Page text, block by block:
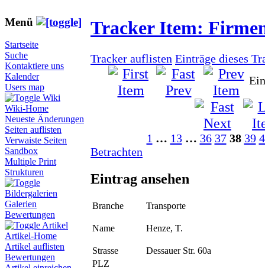
Menü
Startseite
Suche
Kontaktiere uns
Kalender
Users map
Wiki
Wiki-Home
Neueste Änderungen
Seiten auflisten
Verwaiste Seiten
Sandbox
Multiple Print
Strukturen
Bildergalerien
Galerien
Bewertungen
Artikel
Artikel-Home
Artikel auflisten
Bewertungen
Tracker Item:
Tracker auflisten Einträge dieses
1 … 13 … 36 37 38 39
Betrachten
Eintrag ansehen
Branche Transporte
Name Henze, T.
Strasse
Dessauer Str. 60a
PLZ